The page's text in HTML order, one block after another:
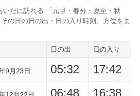
いだに訪れる 「元旦・春分・夏至・秋
の日の日の出・日の入り時刻
、方位をま
日の出 日の入り
9月23日 05:32
17:42
06:48
16:38